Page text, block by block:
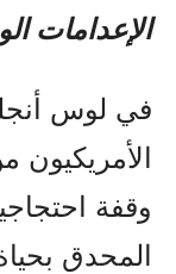
الإعدامات
في لوس
الأمريكيون
وقفة
المحدق